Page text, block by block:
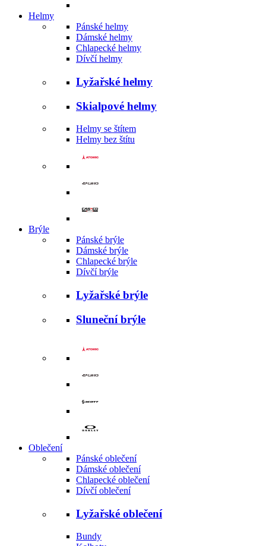
Helmy
Pánské helmy
Dámské helmy
Chlapecké helmy
Dívčí helmy
Lyžařské helmy
Skialpové helmy
Helmy se štítem
Helmy bez štítu
Brýle
Pánské brýle
Dámské brýle
Chlapecké brýle
Dívčí brýle
Lyžařské brýle
Sluneční brýle
Oblečení
Pánské oblečení
Dámské oblečení
Chlapecké oblečení
Dívčí oblečení
Lyžařské oblečení
Bundy